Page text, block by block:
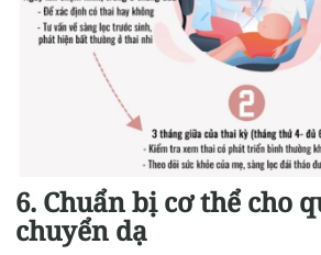
6. Chuẩn bị cơ thể cho
chuyển dạ